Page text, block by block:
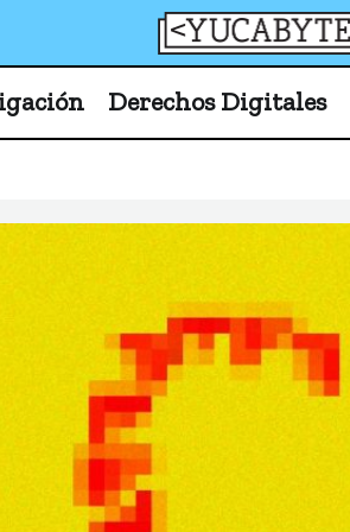
YucaByte
Derechos Digitales